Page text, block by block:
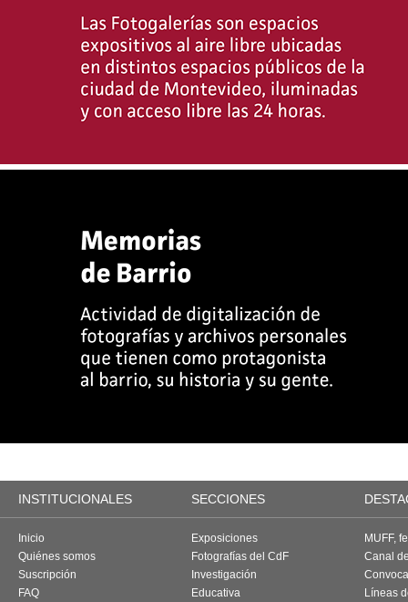
INSTITUCIONALES SECCIONES
Inicio
Quiénes somos
Suscripción
FAQ
Exposiciones
Fotografías del CdF
Investigación
Educativa
MUFF,
Canal
Líneas